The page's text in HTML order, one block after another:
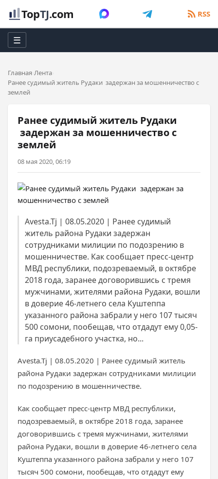
TopTJ.com RSS
☰
Главная Лента
Ранее судимый житель Рудаки задержан за мошенничество с
землей
Ранее судимый житель Рудаки
задержан за мошенничество с
землей
08 мая 2020, 06:19
Avesta.Tj | 08.05.2020 | Ранее судимый
житель района Рудаки задержан
сотрудниками милиции по подозрению в
мошенничестве. Как сообщает пресс-центр
МВД республики, подозреваемый, в октябре
2018 года, заранее договорившись с тремя
мужчинами, жителями района Рудаки, вошли
в доверие 46-летнего села Куштеппа
указанного района забрали у него 107 тысяч
500 сомони, пообещав, что отдадут ему 0,05-
га приусадебного участка, но...
Avesta.Tj | 08.05.2020 | Ранее судимый житель
района Рудаки задержан сотрудниками милиции
по подозрению в мошенничестве.
Как сообщает пресс-центр МВД республики,
подозреваемый, в октябре 2018 года, заранее
договорившись с тремя мужчинами, жителями
района Рудаки, вошли в доверие 46-летнего села
Куштеппа указанного района забрали у него 107
тысяч 500 сомони, пообещав, что отдадут ему